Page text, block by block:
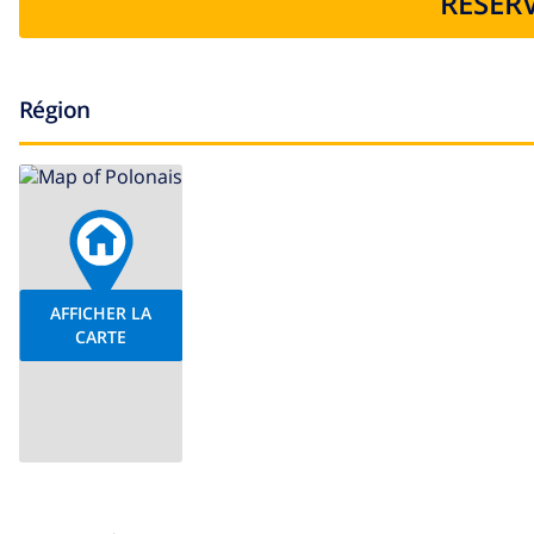
Région
AFFICHER LA
CARTE